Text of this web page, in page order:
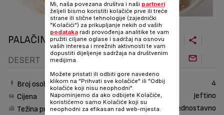
PALAČINKE
DESERT
Broj osoba
4
Cijena
Jeftino
Težina pripreme
Jednostavno
Mi, naša povezana društva i naši partneri
željeli bismo koristiti kolačiće prve ili treće
strane ili slične tehnologije (zajednički
"Kolačići") za prikupljanje nekih od vaših
podatakaradi provođenja analitike te vam
pružiti ciljane oglase i sadržaj na osnovu
vaših interesa i mrežnih aktivnosti te vam
dopustiti dijeljenje sadržaja na društvenim
medijima.
Možete pristati ili odbiti gore navedeno
klikom na "Prihvati sve kolačiće" ili "Odbij
kolačiće koji nisu neophodni".
Napominjemo da ako odbijete Kolačiće,
koristićemo samo Kolačiće koji su
neophodni za efikasan rad web-mjesta.